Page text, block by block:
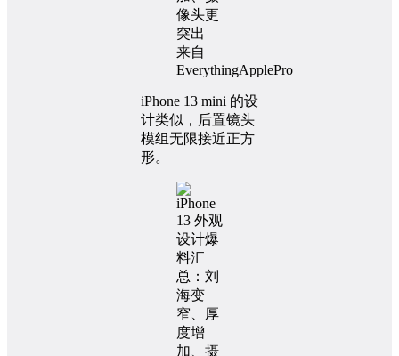
来自
EverythingApplePro
iPhone 13 mini 的设
计类似，后置镜头
模组无限接近正方
形。